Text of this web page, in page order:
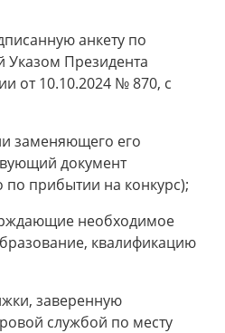
анкету по
Указом Президента
от 10.10.2024 № 870, с
заменяющего его
документ
по прибытии на конкурс);
необходимое
квалификацию
заверенную
службой по месту